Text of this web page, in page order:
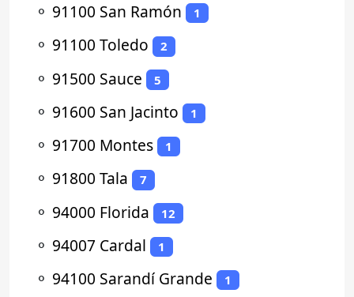
⚬ 91100 San Ramón 1
⚬ 91100 Toledo 2
⚬ 91500 Sauce 5
⚬ 91600 San Jacinto 1
⚬ 91700 Montes 1
⚬ 91800 Tala 7
⚬ 94000 Florida 12
⚬ 94007 Cardal 1
⚬ 94100 Sarandí Grande 1